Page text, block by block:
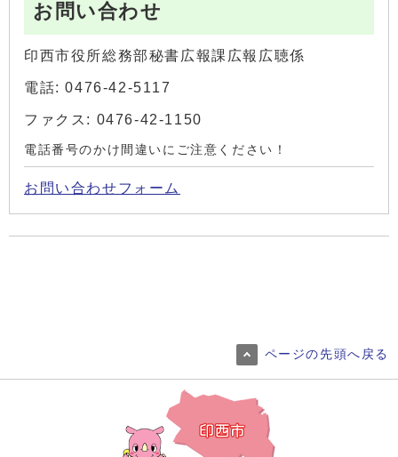
お問い合わせ
印西市役所総務部秘書広報課広報広聴係
電話: 0476-42-5117
ファクス: 0476-42-1150
電話番号のかけ間違いにご注意ください！
お問い合わせフォーム
ページの先頭へ戻る